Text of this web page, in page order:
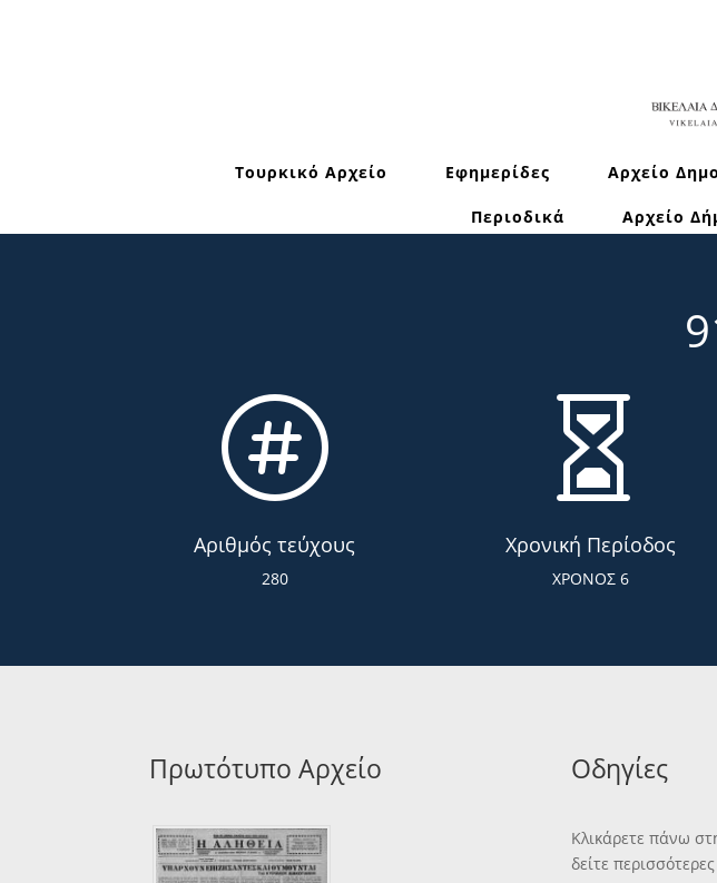
Τουρκικό Αρχείο Εφημερίδες Αρχείο
Περιοδικά Αρχείο

Αριθμός τεύχους
280

Χρονική Περίοδος
ΧΡΟΝΟΣ 6
Πρωτότυπο Αρχείο Οδηγίες
Κλικάρετε πάνω
δείτε